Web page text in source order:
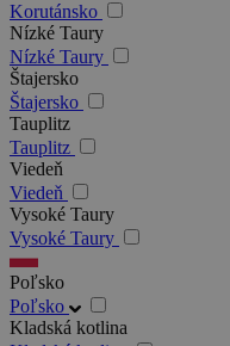
Korutánsko
Nízké Taury
Nízké Taury
Štajersko
Štajersko
Tauplitz
Tauplitz
Viedeň
Viedeň
Vysoké Taury
Vysoké Taury
Poľsko
Poľsko
Kladská kotlina